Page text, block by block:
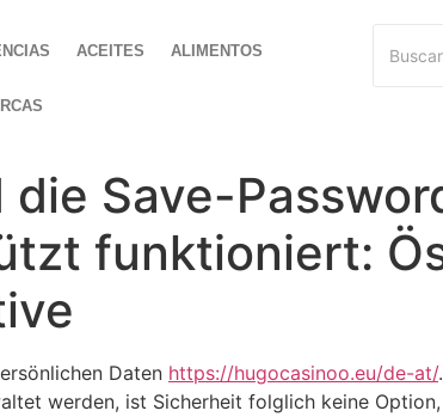
ACEITES ALIMENTOS
Save-
funktioniert:
Daten https://hugocasinoo.eu/de-at/
werden, ist Sicherheit folglich keine